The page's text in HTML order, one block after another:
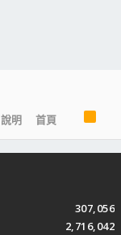
說明 首頁
R
S
S
307,056
2,716,042